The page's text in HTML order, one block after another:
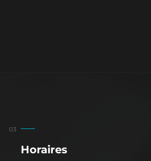
Horaires